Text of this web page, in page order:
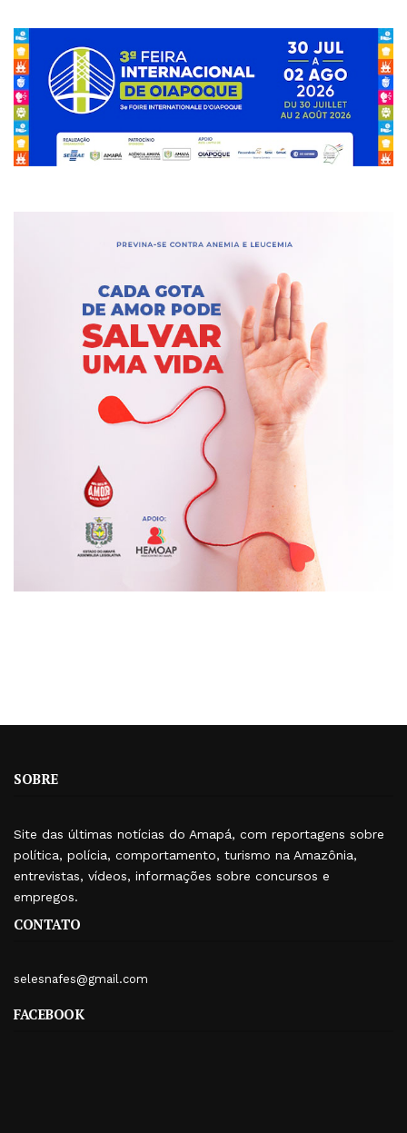
SOBRE
Site das últimas notícias do Amapá, com reportagens sobre
política, polícia, comportamento, turismo na Amazônia,
entrevistas, vídeos, informações sobre concursos e
empregos.
CONTATO
selesnafes@gmail.com
FACEBOOK